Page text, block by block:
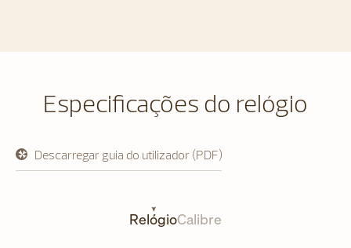
Especificações do relógio
Descarregar guia do utilizador (PDF)
abre
em
RelógioCalibre